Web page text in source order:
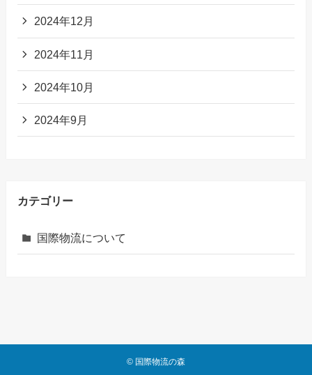
2024年12月
2024年11月
2024年10月
2024年9月
カテゴリー
国際物流について
© 国際物流の森